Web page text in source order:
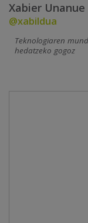
Xabier Unanue
@xabildua
Teknologiaren
hedatzeko gogoz